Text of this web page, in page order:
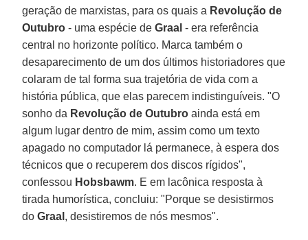
geração de marxistas, para os quais a Revolução de
Outubro - uma espécie deGraal - era referência
central no horizonte político. Marca também o
desaparecimento de um dos últimos historiadores que
colaram de tal forma sua trajetória de vida com a
história pública, que elas parecem indistinguíveis. "O
sonho da Revolução de Outubro ainda está em
algum lugar dentro de mim, assim como um texto
apagado no computador lá permanece, à espera dos
técnicos que o recuperem dos discos rígidos",
confessou Hobsbawm. E em lacônica resposta à
tirada humorística, concluiu: "Porque se desistirmos
doGraal , desistiremos de nós mesmos".